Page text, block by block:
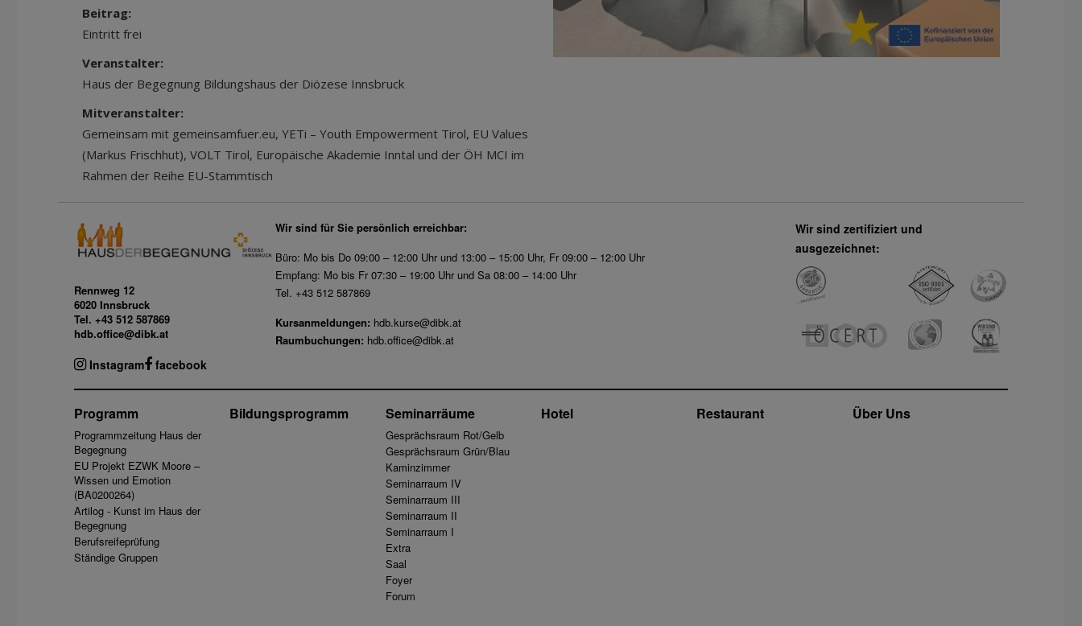
Beitrag:
Eintritt frei
Veranstalter:
Haus der Begegnung Bildungshaus der Diözese Innsbruck
Mitveranstalter:
Gemeinsam mit gemeinsamfuer.eu, YETi – Youth Empowerment Tirol, EU Values
(Markus Frischhut), VOLT Tirol, Europäische Akademie Inntal und der ÖH MCI im
Rahmen der Reihe EU-Stammtisch
Rennweg 12
6020 Innsbruck
Tel. +43 512 587869
hdb.office@dibk.at
Instagram facebook
Wir sind für Sie persönlich erreichbar:
Büro: Mo bis Do 09:00 – 12:00 Uhr und 13:00 – 15:00 Uhr, Fr 09:00 – 12:00 Uhr
Empfang: Mo bis Fr 07:30 – 19:00 Uhr und Sa 08:00 – 14:00 Uhr
Tel. +43 512 587869
Kursanmeldungen: hdb.kurse@dibk.at
Raumbuchungen: hdb.office@dibk.at
Wir sind zertifiziert und
ausgezeichnet:
Programm
Programmzeitung Haus der
Begegnung
EU Projekt EZWK Moore –
Wissen und Emotion
(BA0200264)
Artilog - Kunst im Haus der
Begegnung
Berufsreifeprüfung
Ständige Gruppen
Bildungsprogramm Seminarräume
Gesprächsraum Rot/Gelb
Gesprächsraum Grün/Blau
Kaminzimmer
Seminarraum IV
Seminarraum III
Seminarraum II
Seminarraum I
Extra
Saal
Foyer
Forum
Hotel Restaurant Über Uns